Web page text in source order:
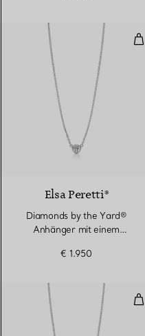
Elsa Peretti®
Diamonds by the Yard®
Anhänger mit einem
€ 1.950